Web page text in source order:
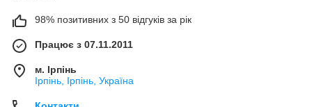
98% позитивних з 50 відгуків за рік
Працює з 07.11.2011
м. Ірпінь
Ірпінь, Ірпінь, Україна